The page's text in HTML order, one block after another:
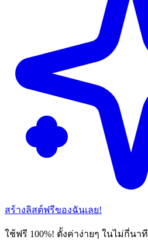
สร้างลิสต์ฟรีของฉันเลย!
ใช้ฟรี 100%! ตั้งค่าง่ายๆ ในไม่กี่นาที